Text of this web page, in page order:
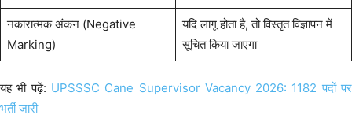
नकारात्मक अंकन (Negative
Marking)
यदि लागू होता है, तो विस्तृत विज्ञापन में
सूचित किया जाएगा
यह भी पढ़ें: UPSSSC Cane Supervisor Vacancy 2026: 1182 पदों पर
भर्ती जारी